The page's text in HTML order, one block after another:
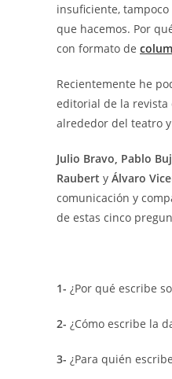
insuficiente,
que hacemos. Por
con formato de
Recientemente he
editorial de la revista
alrededor del teatro
Julio Bravo, Pablo
Raubert y Álvaro
comunicación y
de estas cinco
1- ¿Por qué escribe
2- ¿Cómo escribe la
3- ¿Para quién